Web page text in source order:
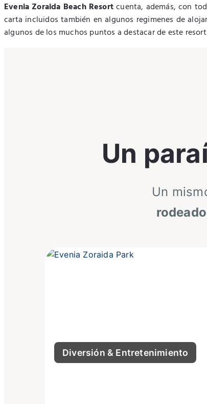
Evenia Zoraida Beach Resortcuenta, además, con
carta incluidos también en algunos regimenes de
algunos de los muchos puntos a destacar de este
Un
Un
Diversión & Entretenimiento